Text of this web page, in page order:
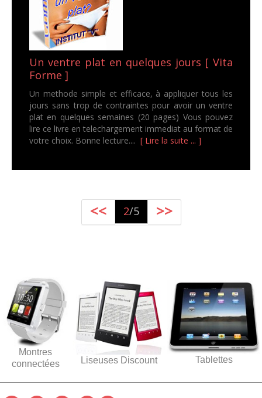
Un ventre plat en quelques jours [ Vita
Forme ]
Un methode simple et efficace, à appliquer tous les
jours sans trop de contraintes pour avoir un ventre
plat en quelques semaines (20 pages) Vous pouvez
lire ce livre en telechargement immediat au format de
votre choix. Bonne lecture.... [ Lire la suite ... ]
<< 2/5 >>
Montres
connectées
Liseuses Discount Tablettes